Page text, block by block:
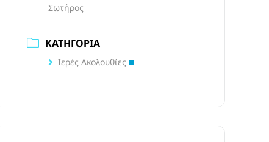
Σωτήρος
ΚΑΤΗΓΟΡΊΑ
Ιερές Ακολουθίες